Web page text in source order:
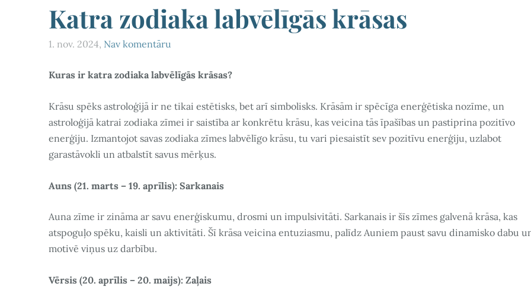
Katra zodiaka labvēlīgās krāsas
1. nov. 2024, Nav komentāru
Kuras ir katra zodiaka labvēlīgās krāsas?
Krāsu spēks astroloģijā ir ne tikai estētisks, bet arī simbolisks. Krāsām ir spēcīga enerģētiska nozīme, un
astroloģijā katrai zodiaka zīmei ir saistība ar konkrētu krāsu, kas veicina tās īpašības un pastiprina pozitīvo
enerģiju. Izmantojot savas zodiaka zīmes labvēlīgo krāsu, tu vari piesaistīt sev pozitīvu enerģiju, uzlabot
garastāvokli un atbalstīt savus mērķus.
Auns (21. marts – 19. aprīlis): Sarkanais
Auna zīme ir zināma ar savu enerģiskumu, drosmi un impulsivitāti. Sarkanais ir šīs zīmes galvenā krāsa, kas
atspoguļo spēku, kaisli un aktivitāti. Šī krāsa veicina entuziasmu, palīdz Auniem paust savu dinamisko dabu
motivē viņus uz darbību.
Vērsis (20. aprīlis – 20. maijs): Zaļais